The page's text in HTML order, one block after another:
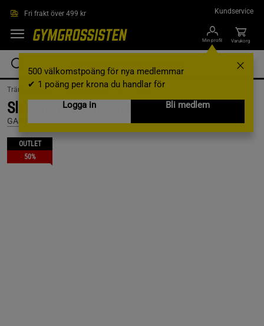
Fri frakt över 499 kr Kundservice
Min profil
500 välkomstpoäng för nya medlemmar
✔ 1 poäng per krona du handlar för
Logga in
Bli medlem
Varukorg
Träningskläder / Träningskläder Herr /T-shirts
Slub Iron Tee, Washed Iron, M
GASP
OUTLET
50%